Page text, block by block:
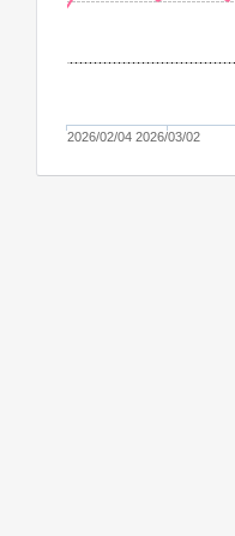
2026/02/04 2026/03/02